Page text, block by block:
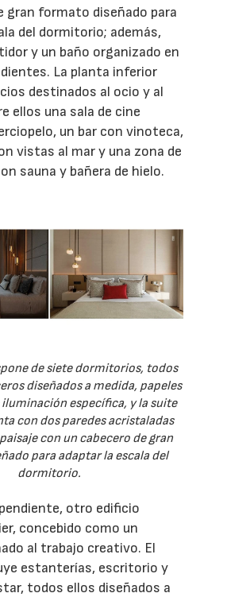
gran formato diseñado para
del dormitorio; además,
y un baño organizado en
La planta inferior
destinados al ocio y al
ellos una sala de cine
un bar con vinoteca,
vistas al mar y una zona de
sauna y bañera de hielo.
de siete dormitorios, todos
diseñados a medida, papeles
específica, y la suite
con dos paredes acristaladas
con un cabecero de gran
para adaptar la escala del
dormitorio.
otro edificio
concebido como un
al trabajo creativo. El
estanterías, escritorio y
todos ellos diseñados a